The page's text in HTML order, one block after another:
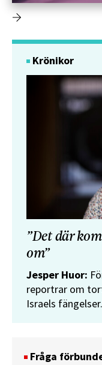
Krönikor
”Det där
om”
Jesper Huor:
reportrar om
Israels fängelser.
Fråga